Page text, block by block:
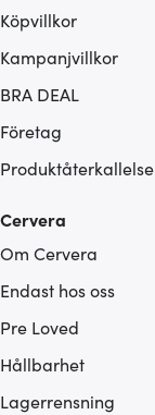
Köpvillkor
Kampanjvillkor
BRA DEAL
Företag
Produktåterkallelse
Cervera
Om Cervera
Endast hos oss
Pre Loved
Hållbarhet
Lagerrensning